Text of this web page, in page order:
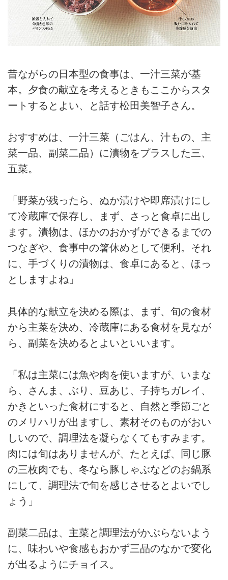
昔ながらの日本型の食事は、一汁三菜が基
本。夕食の献立を考えるときもここからスタ
ートするとよい、と話す松田美智子さん。
おすすめは、一汁三菜（ごはん、汁もの、主
菜一品、副菜二品）に漬物をプラスした三、
五菜。
「野菜が残ったら、ぬか漬けや即席漬けにし
て冷蔵庫で保存し、まず、さっと食卓に出し
ます。漬物は、ほかのおかずができるまでの
つなぎや、食事中の箸休めとして便利。それ
に、手づくりの漬物は、食卓にあると、ほっ
としますよね」
具体的な献立を決める際は、まず、旬の食材
から主菜を決め、冷蔵庫にある食材を見なが
ら、副菜を決めるとよいといいます。
「私は主菜には魚や肉を使いますが、いまな
ら、さんま、ぶり、豆あじ、子持ちガレイ、
かきといった食材にすると、自然と季節ごと
のメリハリが出ますし、素材そのものがおい
しいので、調理法を凝らなくてもすみます。
肉には旬はありませんが、たとえば、同じ豚
の三枚肉でも、冬なら豚しゃぶなどのお鍋系
にして、調理法で旬を感じさせるとよいでし
ょう」
副菜二品は、主菜と調理法がかぶらないよう
に、味わいや食感もおかず三品のなかで変化
が出るようにチョイス。